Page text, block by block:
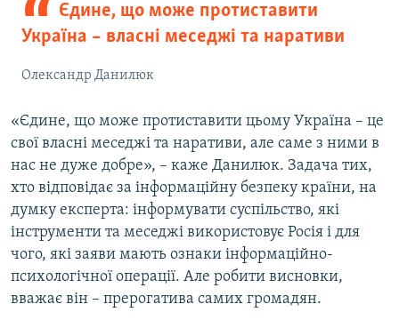
Єдине, що може протиставити
Україна – власні меседжі та наративи
Олександр Данилюк
«Єдине, що може протиставити цьому Україна – це
свої власні меседжі та наративи, але саме з ними в
нас не дуже добре», – каже Данилюк. Задача тих,
хто відповідає за інформаційну безпеку країни, на
думку експерта: інформувати суспільство, які
інструменти та меседжі використовує Росія і для
чого, які заяви мають ознаки інформаційно-
психологічної операції. Але робити висновки,
вважає він – прерогатива самих громадян.